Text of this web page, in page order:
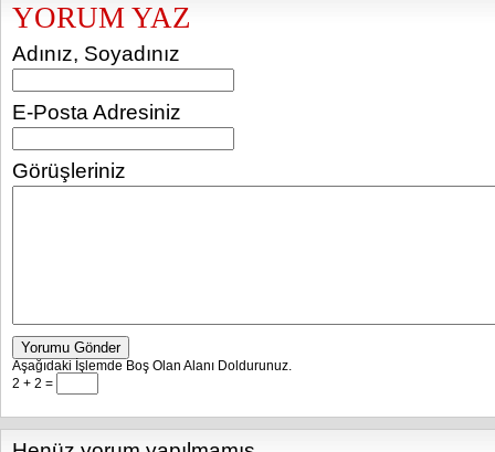
YORUM YAZ
Adınız, Soyadınız
E-Posta Adresiniz
Görüşleriniz
Yorumu Gönder
Aşağıdaki İşlemde Boş Olan Alanı Doldurunuz.
2 + 2 =